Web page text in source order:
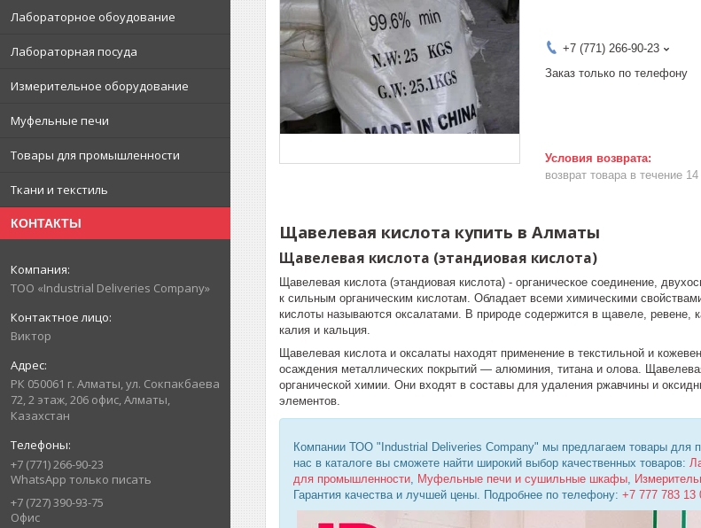
Лабораторное обоудование
Лабораторная посуда
Измерительное оборудование
Муфельные печи
Товары для промышленности
Ткани и текстиль
КОНТАКТЫ
ТОО «Industrial Deliveries Company»
Виктор
РК 050061 г. Алматы, ул. Сокпакбаева
72, 2 этаж, 206 офис, Алматы,
Казахстан
+7 (771) 266-90-23
WhatsApp только писать
+7 (727) 390-93-75
Офис
+7 (771) 266-90-23
Заказ только по телефону
возврат товара в течение
Щавелевая кислота купить в Алматы
Щавелевая кислота (этандиовая кислота)
Щавелевая кислота (этандиовая кислота) - органическое соединение,
к сильным органическим кислотам. Обладает всеми химическими
кислоты называются оксалатами. В природе содержится в щавеле, ревене,
калия и кальция.
Щавелевая кислота и оксалаты находят применение в текстильной и
осаждения металлических покрытий — алюминия, титана и олова.
органической химии. Они входят в составы для удаления ржавчины и
элементов.
Компании ТОО "Industrial Deliveries Company" мы предлагаем товары для
нас в каталоге вы сможете найти широкий выбор качественных товаров:
для промышленности
Муфельные печи и сушильные шкафы
Гарантия качества и лучшей цены. Подробнее по телефону: +7 777 783 13